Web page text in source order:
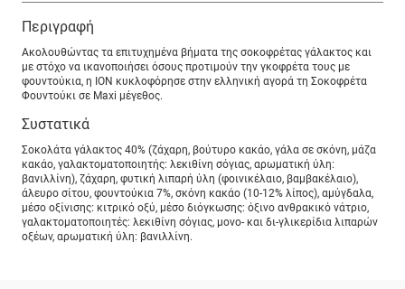
Περιγραφή
Ακολουθώντας τα επιτυχημένα βήματα της σοκοφρέτας γάλακτος και
με στόχο να ικανοποιήσει όσους προτιμούν την γκοφρέτα τους με
φουντούκια, η ΙΟΝ κυκλοφόρησε στην ελληνική αγορά τη Σοκοφρέτα
Φουντούκι σε Maxi μέγεθος.
Συστατικά
Σοκολάτα γάλακτος 40% (ζάχαρη, βούτυρο κακάο, γάλα σε σκόνη, μάζα
κακάο, γαλακτοματοποιητής: λεκιθίνη σόγιας, αρωματική ύλη:
βανιλλίνη), ζάχαρη, φυτική λιπαρή ύλη (φοινικέλαιο, βαμβακέλαιο),
άλευρο σίτου, φουντούκια 7%, σκόνη κακάο (10-12% λίπος), αμύγδαλα,
μέσο οξίνισης: κιτρικό οξύ, μέσο διόγκωσης: όξινο ανθρακικό νάτριο,
γαλακτοματοποιητές: λεκιθίνη σόγιας, μονο- και δι-γλικερίδια λιπαρών
οξέων, αρωματική ύλη: βανιλλίνη.